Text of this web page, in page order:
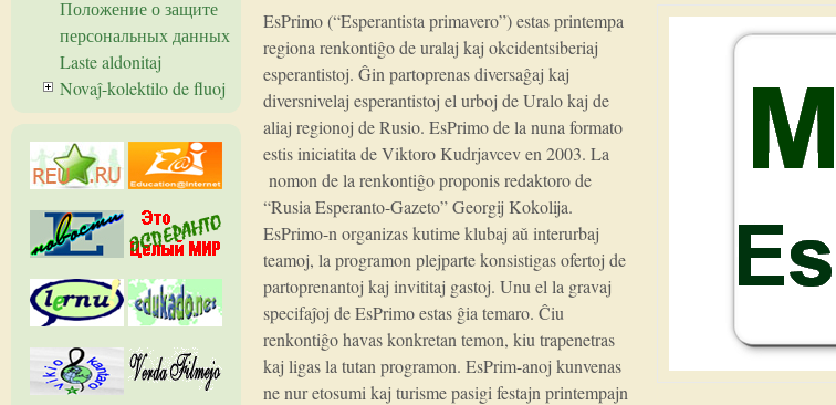
EsPrimo (“Esperantista primavero”) estas printempa
regiona renkontiĝo de uralaj kaj okcidentsiberiaj
esperantistoj. Ĝin partoprenas diversaĝaj kaj
diversnivelaj esperantistoj el urboj de Uralo kaj de
aliaj regionoj de Rusio. EsPrimo de la nuna formato
estis iniciatita de Viktoro Kudrjavcev en 2003. La
nomon de la renkontiĝo proponis redaktoro de
“Rusia Esperanto-Gazeto” Georgij Kokolija.
EsPrimo-n organizas kutime klubaj aǔ interurbaj
teamoj, la programon plejparte konsistigas ofertoj de
partoprenantoj kaj invititaj gastoj. Unu el la gravaj
specifaĵoj de EsPrimo estas ĝia temaro. Ĉiu
renkontiĝo havas konkretan temon, kiu trapenetras
kaj ligas la tutan programon. EsPrim-anoj kunvenas
ne nur etosumi kaj turisme pasigi festajn printempajn
Положение о защите
персональных данных
Laste aldonitaj
Novaĵ-kolektilo de fluoj